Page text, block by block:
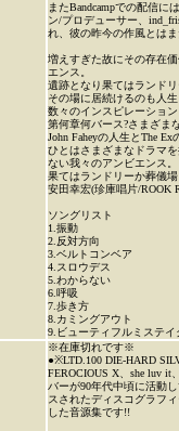
またBandcampでの配信
ン/プロデューサー、
れ、彼の昨今の作風とは
増えすぎた故にその存在
エンス。
遺跡となり果てはランドリ
その場に居続けるのも人
数々のインスピレーショ
第何章何バース?さまざま
John Faheyの人生とThe
ひとはさまざまなドラマ
ない我々のアンビエンス。
果てはランドリーか葬儀場
安田幸宏(珍庫唱片/ROOK
ソングリスト
1.振動
2.反対方向
3.ベルトコンベア
4.スロウデス
5.わからない
6.呼吸
7.歩き方
8.カミングアウト
9.ビューティフルミステイ
※在庫切れです※
●※LTD.100 DIE-HARD
FEROCIOUS X、she luv it
バーが90年代中頃に活動
スされたディスコグラフ
した音源集です!!